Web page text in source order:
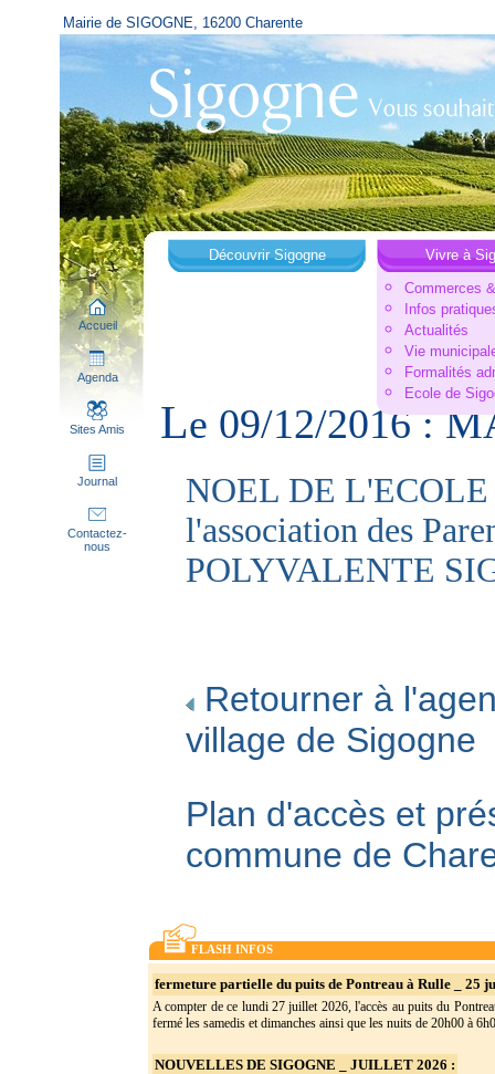
Mairie de SIGOGNE, 16200 Charente
Accueil
Agenda
Sites Amis
Journal
Contactez-
nous
Découvrir Sigogne
Vivre à
Commerces
Infos
Actualités
Vie
Formalités
Ecole de
Le 09/12/2016 :
NOEL DE L'ECOLE
l'association des
POLYVALENTE
Retourner à
village de Sigogne
Plan d'accès et
commune de
FLASH INFOS
fermeture partielle du puits de Pontreau à Rulle _ 25
A compter de ce lundi 27 juillet 2026, l'accès au puits du
fermé les samedis et dimanches ainsi que les nuits de 20h00 à
NOUVELLES DE SIGOGNE _ JUILLET 2026 :